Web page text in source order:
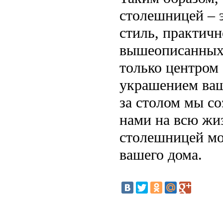
столешницей –
стиль,
вышеописанных
только
украшением
за столом мы
нами на всю
столешницей
вашего дома.